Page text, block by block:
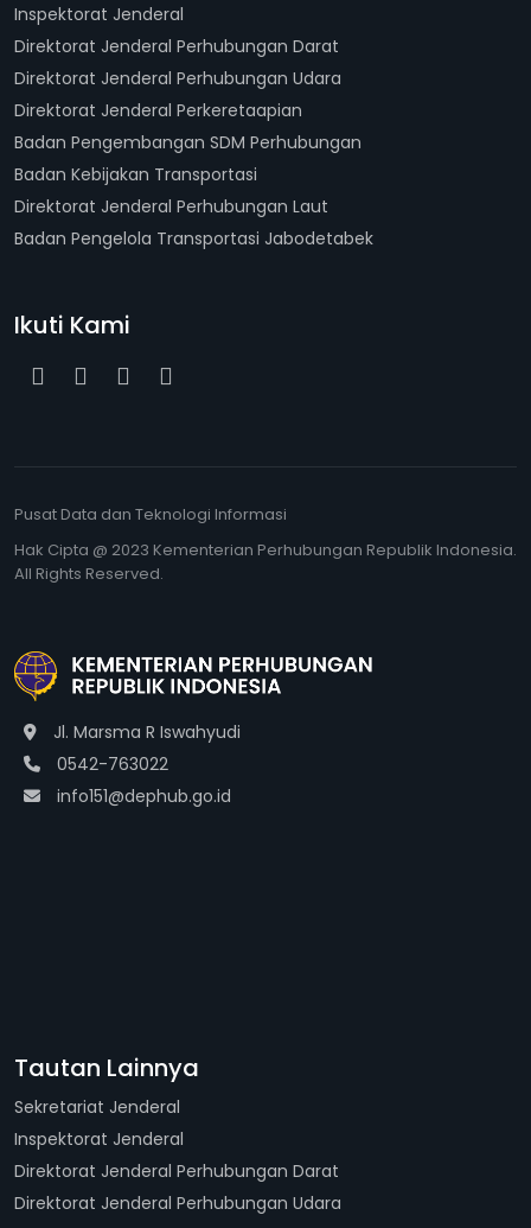
Inspektorat Jenderal
Direktorat Jenderal Perhubungan Darat
Direktorat Jenderal Perhubungan Udara
Direktorat Jenderal Perkeretaapian
Badan Pengembangan SDM Perhubungan
Badan Kebijakan Transportasi
Direktorat Jenderal Perhubungan Laut
Badan Pengelola Transportasi Jabodetabek
Ikuti Kami
Pusat Data dan Teknologi Informasi
Hak Cipta @ 2023 Kementerian Perhubungan Republik Indonesia.
All Rights Reserved.
Jl. Marsma R Iswahyudi
0542-763022
info151@dephub.go.id
Tautan Lainnya
Sekretariat Jenderal
Inspektorat Jenderal
Direktorat Jenderal Perhubungan Darat
Direktorat Jenderal Perhubungan Udara